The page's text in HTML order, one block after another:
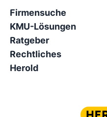
Firmensuche
KMU-Lösungen
Ratgeber
Rechtliches
Herold